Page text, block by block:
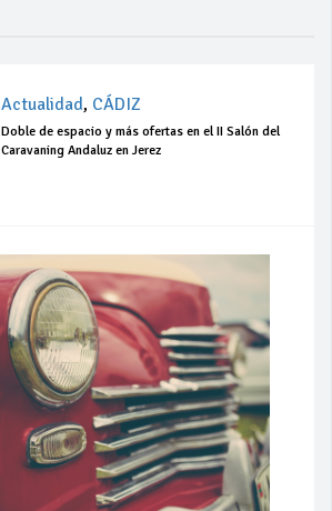
Actualidad, CÁDIZ
Doble de espacio y más ofertas en el II Salón del
Caravaning Andaluz en Jerez